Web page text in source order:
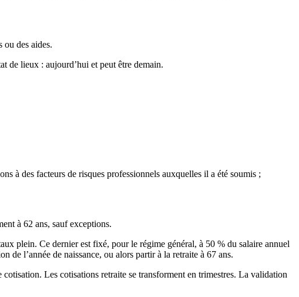
des aides.
de lieux : aujourd’hui et peut être demain.
à des facteurs de risques professionnels auxquelles il a été soumis ;
à 62 ans, sauf exceptions.
plein. Ce dernier est fixé, pour le régime général, à 50 % du salaire annuel
de l’année de naissance, ou alors partir à la retraite à 67 ans.
Les cotisations retraite se transforment en trimestres. La validation